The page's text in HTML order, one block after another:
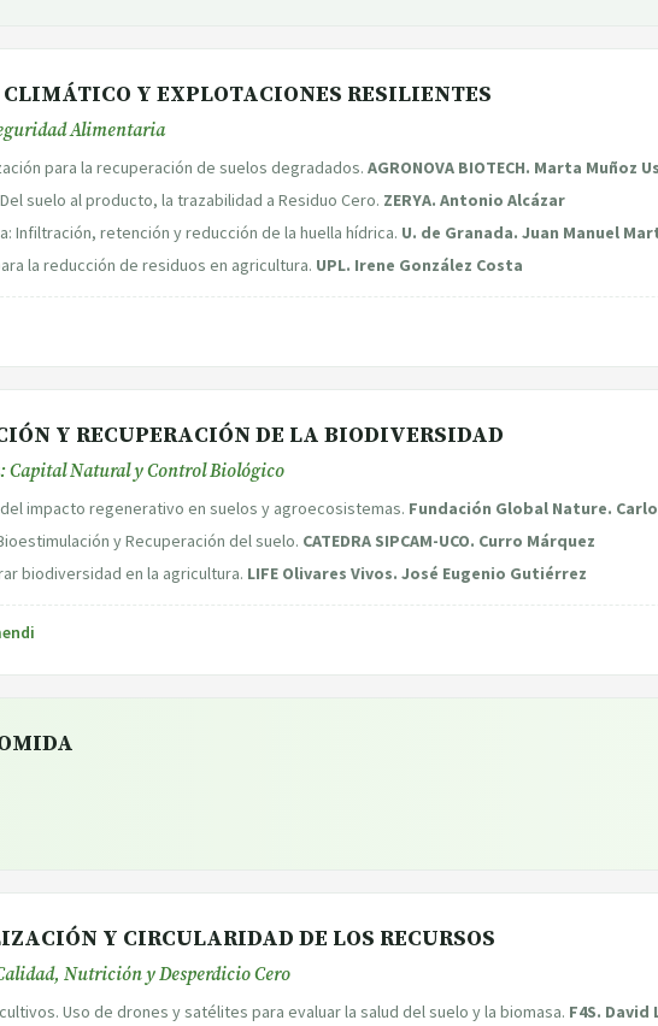
Y EXPLOTACIONES RESILIENTES
Alimentaria
para la recuperación de suelos degradados. AGRONOVA BIOTECH. Marta Muñoz
suelo al producto, la trazabilidad a Residuo Cero. ZERYA. Antonio Alcázar
Infiltración, retención y reducción de la huella hídrica. U. de Granada. Juan Manuel
la reducción de residuos en agricultura. UPL. Irene González Costa
Y RECUPERACIÓN DE LA BIODIVERSIDAD
Capital Natural y Control Biológico
impacto regenerativo en suelos y agroecosistemas. Fundación Global Nature.
y Recuperación del suelo. CATEDRA SIPCAM-UCO. Curro Márquez
biodiversidad en la agricultura. LIFE Olivares Vivos. José Eugenio Gutiérrez
Y CIRCULARIDAD DE LOS RECURSOS
Nutrición y Desperdicio Cero
Uso de drones y satélites para evaluar la salud del suelo y la biomasa. F4S. David